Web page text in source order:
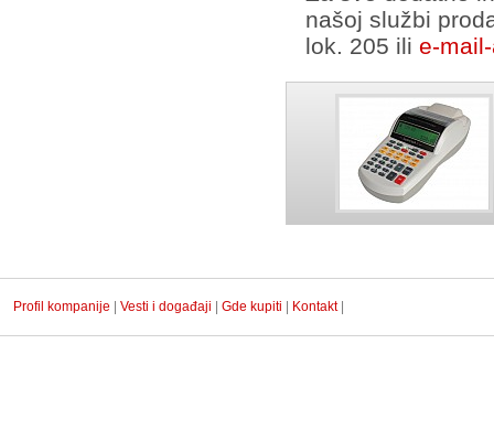
našoj službi
lok. 205 ili e-
Profil kompanije Vesti i događaji Gde kupiti Kontakt|